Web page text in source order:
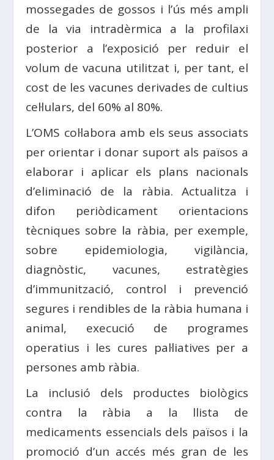
mossegades de gossos i l’ús més ampli
de la via intradèrmica a la profilaxi
posterior a l’exposició per reduir el
volum de vacuna utilitzat i, per tant, el
cost de les vacunes derivades de cultius
cel·lulars, del 60% al 80%.
L’OMS col·labora amb els seus associats
per orientar i donar suport als països a
elaborar i aplicar els plans nacionals
d’eliminació de la ràbia. Actualitza i
difon periòdicament orientacions
tècniques sobre la ràbia, per exemple,
sobre epidemiologia, vigilància,
diagnòstic, vacunes, estratègies
d’immunització, control i prevenció
segures i rendibles de la ràbia humana i
animal, execució de programes
operatius i les cures pal·liatives per a
persones amb ràbia.
La inclusió dels productes biològics
contra la ràbia a la llista de
medicaments essencials dels països i la
promoció d’un accés més gran de les